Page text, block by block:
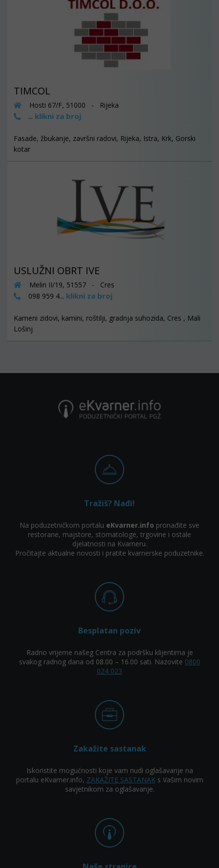
TIMCOL
Hosti 67/F, 51000 - Rijeka
... klikni za broj
Fasade, žbukanje, završni radovi, Rijeka, Istra, Krk, Gorski
kotar
USLUŽNI OBRT IVE
Melin II/19, 51557 - Cres
098 959 4... klikni za broj
Kameni zidovi, kamini, roštilji, gradnja suhozida, Cres , Mali
Lošinj
Tražiš? Nađi!
Na poduzetničkom portalu eKvarner.info pronađite sve
restorane, majstore, stomatologe, trgovine i ostale
djelatnosti na Kvarneru.
Pročitajte aktualne novosti i pratite kvarnerske poduzetnike.
Besplatan poziv
Radno vrijeme našeg Centra za podršku klijentima je
svakog radnog dana od 08.00 – 16.00 sati. Nazovite 0800
024 023
Zakažite sastanak
Iskoristite mogućnosti koje vam nudi oglašavanje na
portalu eKvarner.info, ZAKAŽITE SASTANAKs Vašim novim
savjetnikom za oglašavanje.